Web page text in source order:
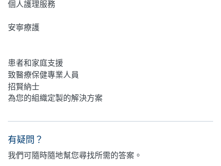
個人護理服務
安寧療護
患者和家庭支援
致醫療保健專業人員
招賢納士
為您的組織定製的解決方案
有疑問？
我們可隨時隨地幫您尋找所需的答案。